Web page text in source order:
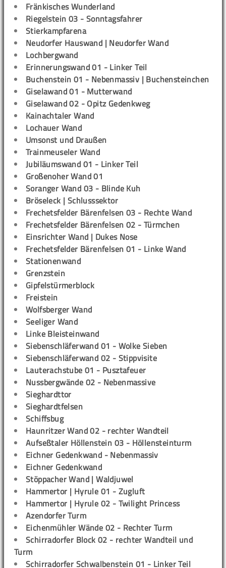
Fränkisches Wunderland
Riegelstein 03 - Sonntagsfahrer
Stierkampfarena
Neudorfer Hauswand | Neudorfer Wand
Lochbergwand
Erinnerungswand 01 - Linker Teil
Buchenstein 01 - Nebenmassiv | Buchensteinchen
Giselawand 01 - Mutterwand
Giselawand 02 - Opitz Gedenkweg
Kainachtaler Wand
Lochauer Wand
Umsonst und Draußen
Trainmeuseler Wand
Jubiläumswand 01 - Linker Teil
Großenoher Wand 01
Soranger Wand 03 - Blinde Kuh
Bröseleck | Schlusssektor
Frechetsfelder Bärenfelsen 03 - Rechte Wand
Frechetsfelder Bärenfelsen 02 - Türmchen
Einsrichter Wand | Dukes Nose
Frechetsfelder Bärenfelsen 01 - Linke Wand
Stationenwand
Grenzstein
Gipfelstürmerblock
Freistein
Wolfsberger Wand
Seeliger Wand
Linke Bleisteinwand
Siebenschläferwand 01 - Wolke Sieben
Siebenschläferwand 02 - Stippvisite
Lauterachstube 01 - Pusztafeuer
Nussbergwände 02 - Nebenmassive
Sieghardttor
Sieghardtfelsen
Schiffsbug
Haunritzer Wand 02 - rechter Wandteil
Aufseßtaler Höllenstein 03 - Höllensteinturm
Eichner Gedenkwand - Nebenmassiv
Eichner Gedenkwand
Stöppacher Wand | Waldjuwel
Hammertor | Hyrule 01 - Zugluft
Hammertor | Hyrule 02 - Twilight Princess
Azendorfer Turm
Eichenmühler Wände 02 - Rechter Turm
Schirradorfer Block 02 - rechter Wandteil und
Turm
Schirradorfer Schwalbenstein 01 - Linker Teil